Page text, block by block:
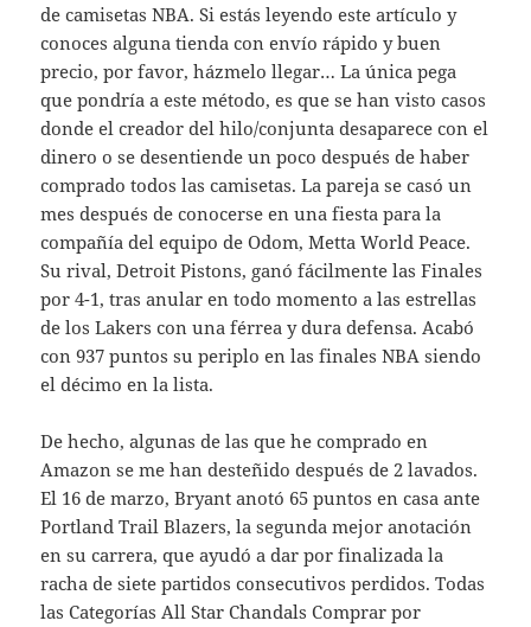
de camisetas NBA. Si estás leyendo este artículo y
conoces alguna tienda con envío rápido y buen
precio, por favor, házmelo llegar… La única pega
que pondría a este método, es que se han visto casos
donde el creador del hilo/conjunta desaparece con el
dinero o se desentiende un poco después de haber
comprado todos las camisetas. La pareja se casó un
mes después de conocerse en una fiesta para la
compañía del equipo de Odom, Metta World Peace.
Su rival, Detroit Pistons, ganó fácilmente las Finales
por 4-1, tras anular en todo momento a las estrellas
de los Lakers con una férrea y dura defensa. Acabó
con 937 puntos su periplo en las finales NBA siendo
el décimo en la lista.
De hecho, algunas de las que he comprado en
Amazon se me han desteñido después de 2 lavados.
El 16 de marzo, Bryant anotó 65 puntos en casa ante
Portland Trail Blazers, la segunda mejor anotación
en su carrera, que ayudó a dar por finalizada la
racha de siete partidos consecutivos perdidos. Todas
las Categorías All Star Chandals Comprar por